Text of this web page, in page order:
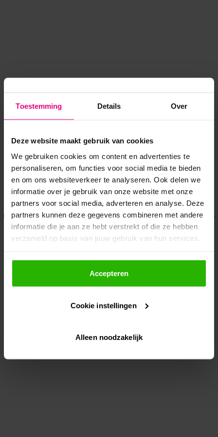
Toestemming Details Over
Deze website maakt gebruik van cookies
We gebruiken cookies om content en advertenties te
personaliseren, om functies voor social media te bieden
en om ons websiteverkeer te analyseren. Ook delen we
informatie over je gebruik van onze website met onze
partners voor social media, adverteren en analyse. Deze
partners kunnen deze gegevens combineren met andere
informatie die je aan ze hebt verstrekt of die ze hebben
verzameld op basis van jouw gebruik van hun services.
Als je op "Accepteer" klikt, dan geef je Voordeeluitjes.nl
toestemming om cookies voor social media en
gepersonaliseerde advertenties te plaatsen.
Lees hier meer over in onsprivacybeleid
Via "Cookie instellingen" kun je ook zelf instellen welke
Accepteren
Cookie instellingen
Alleen noodzakelijk
Application error: a client-side exception has occurred while
loadingwww.voordeeluitjes.nl (see the browser console for more
information).